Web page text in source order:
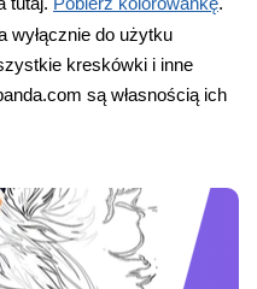
wyłącznie do użytku
kreskówki i inne
są własnością ich